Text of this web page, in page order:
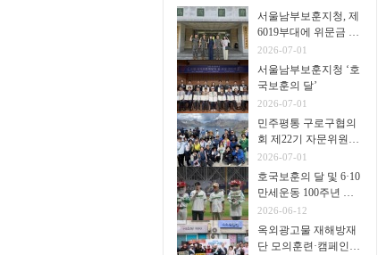
서울남부보훈지청, 제
6019부대에 위문금 전
달
2026-07-01
서울남부보훈지청 ‘호
국보훈의 달’
2026-07-01
민주평통 구로구협의
회 제22기 자문위원
31명
2026-07-01
호국보훈의 달 및 6·10
만세운동 100주년 고
척야구장서 시구·시타
2026-06-12
옥외광고물 재해방재
단 모의훈련·캠페인